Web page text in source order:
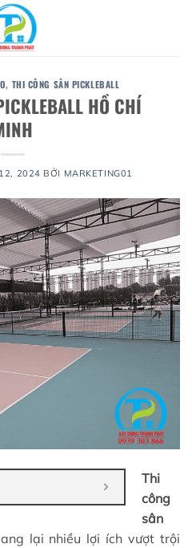
, THI CÔNG SÂN PICKLEBALL
HỒ CHÍ
2024 BỞI MARKETING01
Thi
công
sân
lại nhiều lợi ích vượt trội